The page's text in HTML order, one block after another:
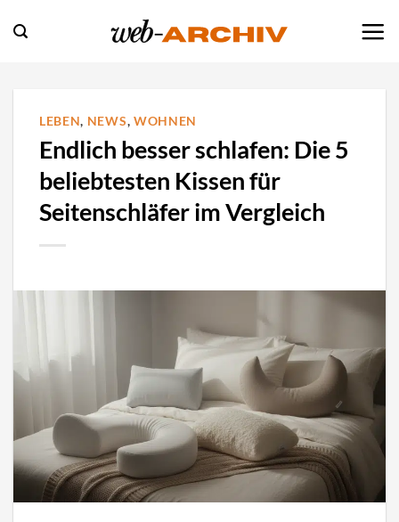
Inhalt
LEBEN, NEWS, WOHNEN
Endlich besser schlafen: Die 5
beliebtesten Kissen für
Seitenschläfer im Vergleich